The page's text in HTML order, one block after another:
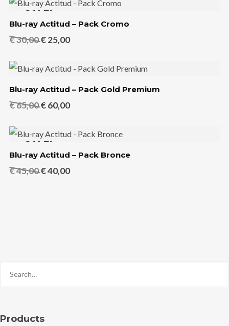
era:
€ 35,00.€ 30,00.
SALE!
Blu-ray Actitud – Pack Cromo
€30,00El
original
era:
€ 30,00.
€25,00El
actual
€ 25,00.
SALE!
Blu-ray Actitud – Pack Gold Premium
€65,00El
original
era:
€ 65,00.
€60,00El
actual
€ 60,00.
SALE!
Blu-ray Actitud – Pack Bronce
€45,00El
€40,00El
Products